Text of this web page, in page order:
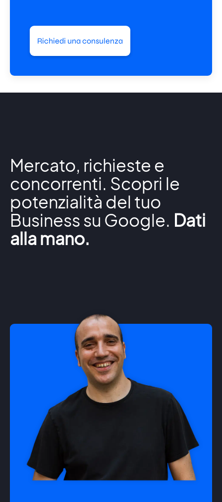
Richiedi una consulenza
Mercato, richieste e
concorrenti. Scopri le
potenzialità del tuo
Business su Google. Dati
alla mano.